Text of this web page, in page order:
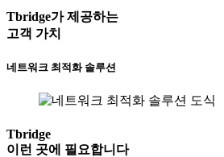
Tbridge가 제공하는
고객 가치
네트워크 최적화 솔루션
Tbridge
이런 곳에 필요합니다